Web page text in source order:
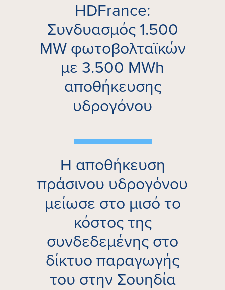
HDFrance:
Συvδυασμός 1.500
MW φωτοβολταϊκών
με 3.500 MWh
αποθήκευσης
υδρογόνου
Η αποθήκευση
πράσινου υδρογόνου
μείωσε στο μισό το
κόστος της
συνδεδεμένης στο
δίκτυο παραγωγής
του στην Σουηδία